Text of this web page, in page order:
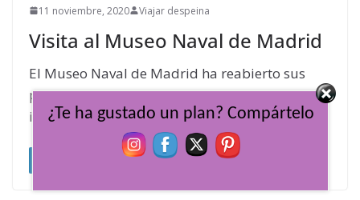
11 noviembre, 2020 Viajar despeina
Visita al Museo Naval de Madrid
El Museo Naval de Madrid ha reabierto sus
puertas tras una profunda reforma en sus
instalaciones. Un museo desconocido, incluso
¿Te ha gustado un plan? Compártelo